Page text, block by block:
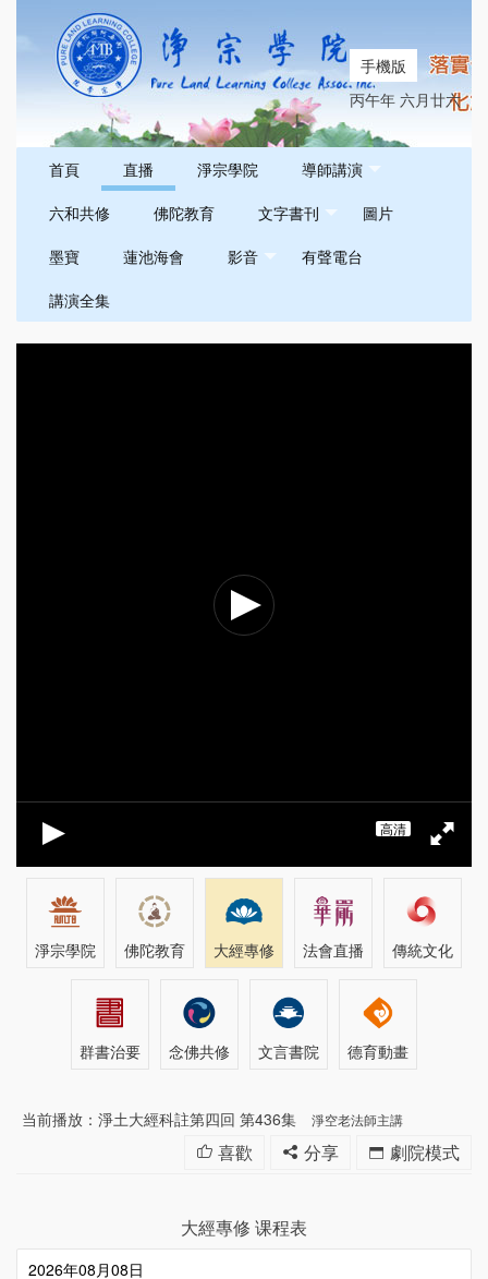
手機版
丙午年 六月廿六
首頁 直播 淨宗學院
導師講演
六和共修
佛陀教育 文字書刊
圖片
墨寶
蓮池海會 影音
有聲電台
講演全集
高清
淨宗學院 佛陀教育 大經專修 法會直播 傳統文化
群書治要 念佛共修 文言書院 德育動畫
当前播放：淨土大經科註第四回 第436集 淨空老法師主講
劇院模式
分享
喜歡
大經專修 课程表